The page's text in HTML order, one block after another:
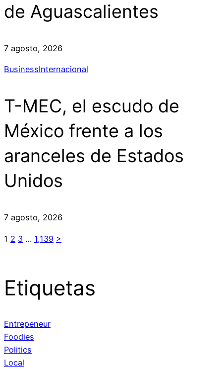
de Aguascalientes
7 agosto, 2026
BusinessInternacional
T-MEC, el escudo de
México frente a los
aranceles de Estados
Unidos
7 agosto, 2026
1 2 3 … 1,139 >
Etiquetas
Entrepeneur
Foodies
Politics
Local